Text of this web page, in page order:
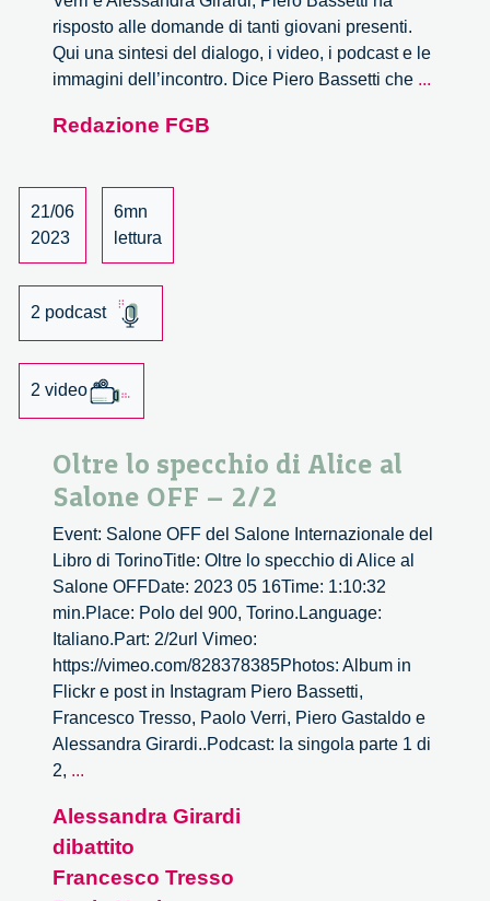
risposto alle domande di tanti giovani presenti.
Qui una sintesi del dialogo, i video, i podcast e le
immagini dell’incontro. Dice Piero Bassetti che ...
Redazione FGB
21/06
2023
6mn
lettura
2 podcast
2 video
Oltre lo specchio di Alice al
Salone OFF – 2/2
Event: Salone OFF del Salone Internazionale del
Libro di TorinoTitle: Oltre lo specchio di Alice al
Salone OFFDate: 2023 05 16Time: 1:10:32
min.Place: Polo del 900, Torino.Language:
Italiano.Part: 2/2url Vimeo:
https://vimeo.com/828378385Photos: Album in
Flickr e post in Instagram Piero Bassetti,
Francesco Tresso, Paolo Verri, Piero Gastaldo e
Alessandra Girardi..Podcast: la singola parte 1 di
2, ...
specchio
di
Alice
Alessandra Girardi
dibattito
Francesco Tresso